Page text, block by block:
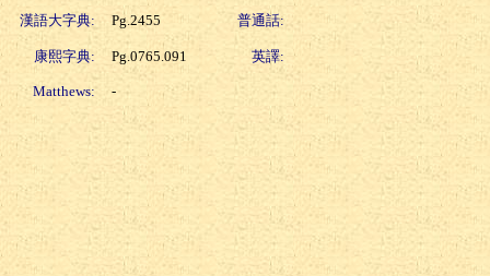
漢語大字典:
Pg.2455 普通話:
康熙字典: Pg.0765.091 英譯:
Matthews: -